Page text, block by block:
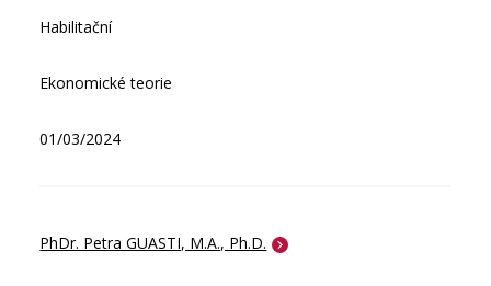
Habilitační
Ekonomické teorie
01/03/2024
PhDr. Petra GUASTI, M.A., Ph.D.